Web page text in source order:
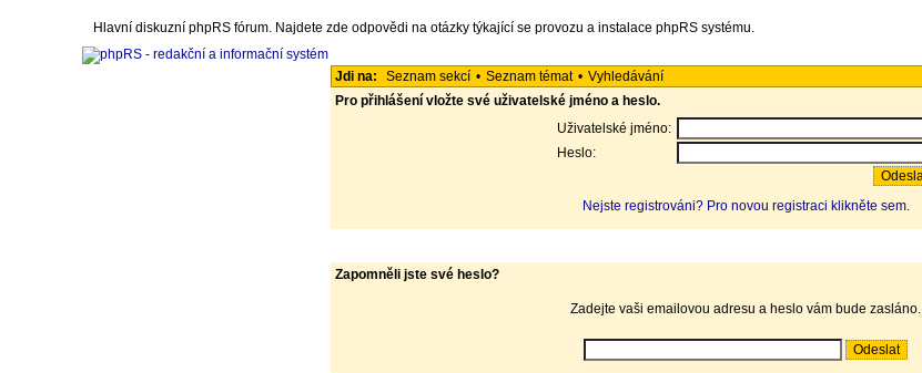
Hlavní diskuzní phpRS fórum. Najdete zde odpovědi na otázky týkající se provozu a instalace phpRS systému.
Jdi na: Seznam sekcí • Seznam témat • Vyhledávání
Pro přihlášení vložte své uživatelské jméno a heslo.
Uživatelské jméno:
Heslo:
Nejste registrováni? Pro novou registraci klikněte sem.
Zapomněli jste své heslo?
Zadejte vaši emailovou adresu a heslo vám bude zasláno.